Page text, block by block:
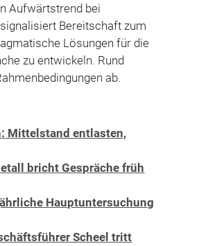
Aufwärtstrend bei
Bereitschaft zum
Lösungen für die
zu entwickeln. Rund
ab.
Mittelstand entlasten,
bricht Gespräche früh
Hauptuntersuchung
Scheel tritt